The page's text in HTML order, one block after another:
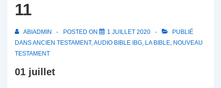
11
ABIADMIN POSTED ON 1 JUILLET 2020
PUBLIÉ
DANSANCIEN TESTAMENT,AUDIO BIBLE IBG, LA BIBLE, NOUVEAU
TESTAMENT
01 juillet